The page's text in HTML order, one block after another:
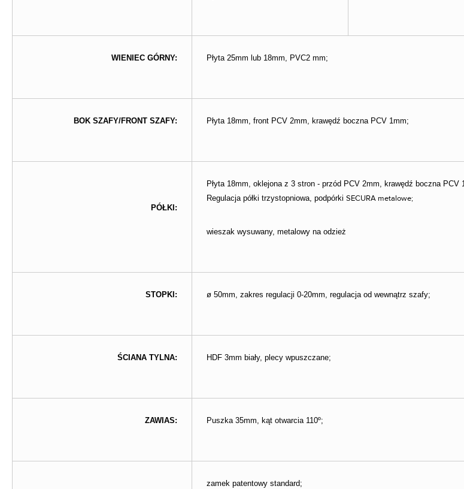
WIENIEC GÓRNY: Płyta 25mm lub 18mm, PVC2 mm;
BOK SZAFY/FRONT SZAFY: Płyta 18mm, front PCV 2mm, krawędź boczna PCV 1mm;
PÓŁKI:
Płyta 18mm, oklejona z 3 stron - przód PCV 2mm, krawędź boczna PCV
Regulacja półki trzystopniowa, podpórki SECURA metalowe;
wieszak wysuwany, metalowy na odzież
STOPKI: ø 50mm, zakres regulacji 0-20mm, regulacja od wewnątrz szafy;
ŚCIANA TYLNA: HDF 3mm biały, plecy wpuszczane;
ZAWIAS: Puszka 35mm, kąt otwarcia 110º;
zamek patentowy standard;